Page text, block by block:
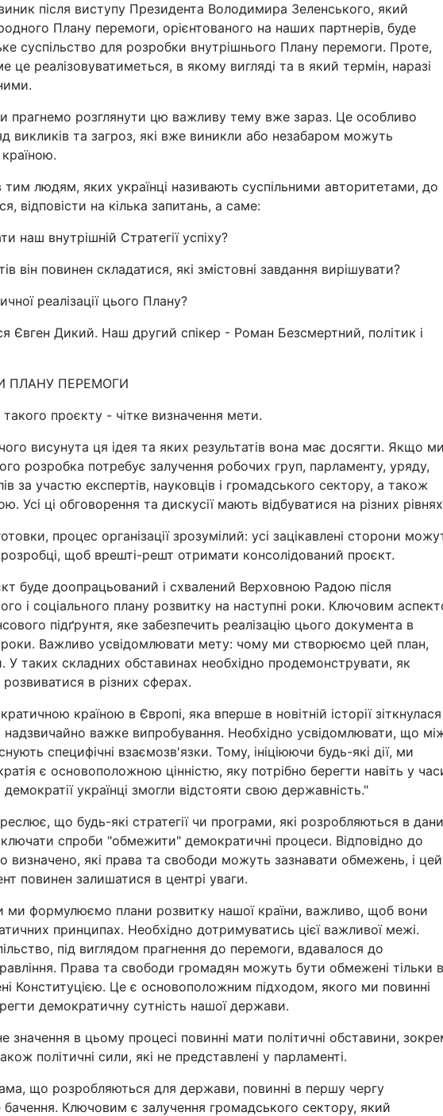
після виступу Президента Володимира Зеленського, який
Плану перемоги, орієнтованого на наших партнерів, буде
суспільство для розробки внутрішнього Плану перемоги. Проте,
це реалізовуватиметься, в якому вигляді та в який термін, наразі
прагнемо розглянути цю важливу тему вже зараз. Це особливо
викликів та загроз, які вже виникли або незабаром можуть
людям, яких українці називають суспільними авторитетами, до
відповісти на кілька запитань, а саме:
наш внутрішній Стратегії успіху?
він повинен складатися, які змістовні завдання вирішувати?
реалізації цього Плану?
Євген Дикий. Наш другий спікер - Роман Безсмертний, політик і
ПЛАНУ ПЕРЕМОГИ
проєкту - чітке визначення мети.
висунута ця ідея та яких результатів вона має досягти. Якщо
розробка потребує залучення робочих груп, парламенту, уряду,
за участю експертів, науковців і громадського сектору, а також
Усі ці обговорення та дискусії мають відбуватися на різних
процес організації зрозумілий: усі зацікавлені сторони
розробці, щоб врешті-решт отримати консолідований проєкт.
буде доопрацьований і схвалений Верховною Радою після
і соціального плану розвитку на наступні роки. Ключовим
підґрунтя, яке забезпечить реалізацію цього документа в
Важливо усвідомлювати мету: чому ми створюємо цей план,
У таких складних обставинах необхідно продемонструвати, як
в різних сферах.
країною в Європі, яка вперше в новітній історії
надзвичайно важке випробування. Необхідно усвідомлювати, що
специфічні взаємозв'язки. Тому, ініціюючи будь-які дії, ми
є основоположною цінністю, яку потрібно берегти навіть у
українці змогли відстояти свою державність."
що будь-які стратегії чи програми, які розробляються в
спроби "обмежити" демократичні процеси. Відповідно до
визначено, які права та свободи можуть зазнавати обмежень, і цей
повинен залишатися в центрі уваги.
ми формулюємо плани розвитку нашої країни, важливо, щоб вони
принципах. Необхідно дотримуватись цієї важливої межі.
під виглядом прагнення до перемоги, вдавалося до
Права та свободи громадян можуть бути обмежені тільки в
Конституцією. Це є основоположним підходом, якого ми повинні
демократичну сутність нашої держави.
значення в цьому процесі повинні мати політичні обставини,
політичні сили, які не представлені у парламенті.
що розробляються для держави, повинні в першу чергу
бачення. Ключовим є залучення громадського сектору, який